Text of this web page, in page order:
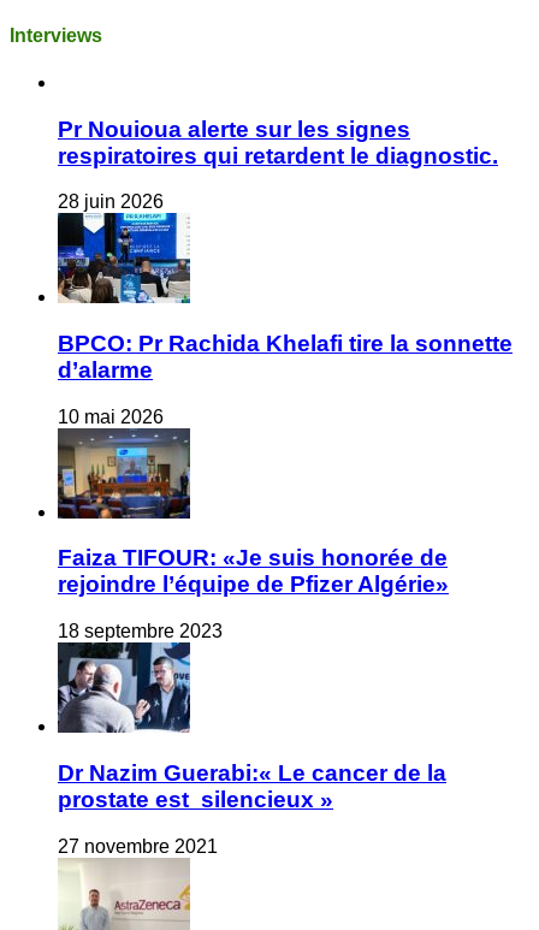
Interviews
Pr Nouioua alerte sur les signes
respiratoires qui retardent le diagnostic.
28 juin 2026
BPCO: Pr Rachida Khelafi tire la sonnette
d’alarme
10 mai 2026
Faiza TIFOUR: «Je suis honorée de
rejoindre l’équipe de Pfizer Algérie»
18 septembre 2023
Dr Nazim Guerabi:« Le cancer de la
prostate est silencieux »
27 novembre 2021